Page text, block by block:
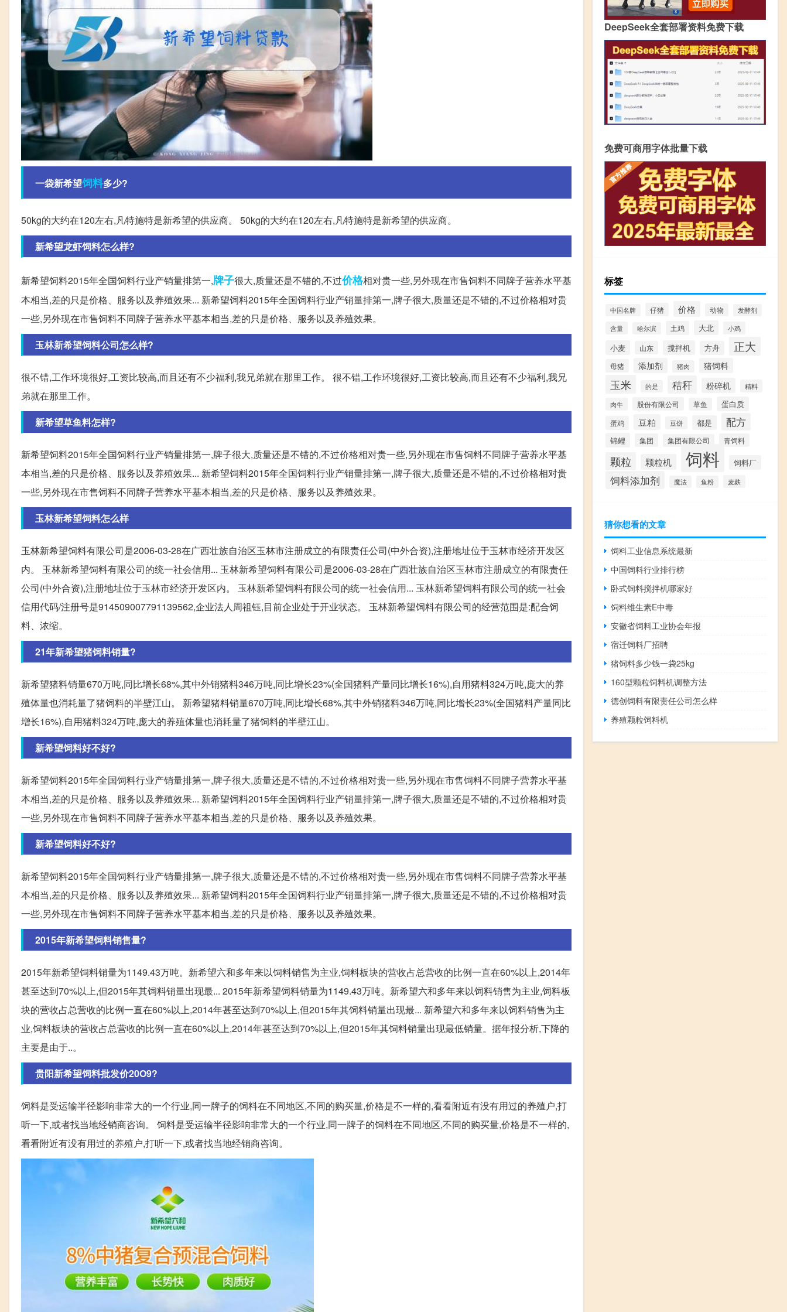
一袋新希望饲料多少?
50kg的大约在120左右,凡特施特是新希望的供应商。 50kg的大约在120左右,凡特施特是新希望的供应商。
新希望龙虾饲料怎么样?
新希望饲料2015年全国饲料行业产销量排第一,牌子很大,质量还是不错的,不过价格相对贵一些,另外现在市售饲料不同牌子营养水平基
本相当,差的只是价格、服务以及养殖效果... 新希望饲料2015年全国饲料行业产销量排第一,牌子很大,质量还是不错的,不过价格相对贵
一些,另外现在市售饲料不同牌子营养水平基本相当,差的只是价格、服务以及养殖效果。
玉林新希望饲料公司怎么样?
很不错,工作环境很好,工资比较高,而且还有不少福利,我兄弟就在那里工作。 很不错,工作环境很好,工资比较高,而且还有不少福利,我兄
弟就在那里工作。
新希望草鱼料怎样?
新希望饲料2015年全国饲料行业产销量排第一,牌子很大,质量还是不错的,不过价格相对贵一些,另外现在市售饲料不同牌子营养水平基
本相当,差的只是价格、服务以及养殖效果... 新希望饲料2015年全国饲料行业产销量排第一,牌子很大,质量还是不错的,不过价格相对贵
一些,另外现在市售饲料不同牌子营养水平基本相当,差的只是价格、服务以及养殖效果。
玉林新希望饲料怎么样
玉林新希望饲料有限公司是2006-03-28在广西壮族自治区玉林市注册成立的有限责任公司(中外合资),注册地址位于玉林市经济开发区
内。 玉林新希望饲料有限公司的统一社会信用... 玉林新希望饲料有限公司是2006-03-28在广西壮族自治区玉林市注册成立的有限责任
公司(中外合资),注册地址位于玉林市经济开发区内。 玉林新希望饲料有限公司的统一社会信用... 玉林新希望饲料有限公司的统一社会
信用代码/注册号是914509007791139562,企业法人周祖钰,目前企业处于开业状态。 玉林新希望饲料有限公司的经营范围是:配合饲
料、浓缩。
21年新希望猪饲料销量?
新希望猪料销量670万吨,同比增长68%,其中外销猪料346万吨,同比增长23%(全国猪料产量同比增长16%),自用猪料324万吨,庞大的养
殖体量也消耗量了猪饲料的半壁江山。 新希望猪料销量670万吨,同比增长68%,其中外销猪料346万吨,同比增长23%(全国猪料产量同比
增长16%),自用猪料324万吨,庞大的养殖体量也消耗量了猪饲料的半壁江山。
新希望饲料好不好?
新希望饲料2015年全国饲料行业产销量排第一,牌子很大,质量还是不错的,不过价格相对贵一些,另外现在市售饲料不同牌子营养水平基
本相当,差的只是价格、服务以及养殖效果... 新希望饲料2015年全国饲料行业产销量排第一,牌子很大,质量还是不错的,不过价格相对贵
一些,另外现在市售饲料不同牌子营养水平基本相当,差的只是价格、服务以及养殖效果。
新希望饲料好不好?
新希望饲料2015年全国饲料行业产销量排第一,牌子很大,质量还是不错的,不过价格相对贵一些,另外现在市售饲料不同牌子营养水平基
本相当,差的只是价格、服务以及养殖效果... 新希望饲料2015年全国饲料行业产销量排第一,牌子很大,质量还是不错的,不过价格相对贵
一些,另外现在市售饲料不同牌子营养水平基本相当,差的只是价格、服务以及养殖效果。
2015年新希望饲料销售量?
2015年新希望饲料销量为1149.43万吨。新希望六和多年来以饲料销售为主业,饲料板块的营收占总营收的比例一直在60%以上,2014年
甚至达到70%以上,但2015年其饲料销量出现最... 2015年新希望饲料销量为1149.43万吨。新希望六和多年来以饲料销售为主业,饲料板
块的营收占总营收的比例一直在60%以上,2014年甚至达到70%以上,但2015年其饲料销量出现最... 新希望六和多年来以饲料销售为主
业,饲料板块的营收占总营收的比例一直在60%以上,2014年甚至达到70%以上,但2015年其饲料销量出现最低销量。据年报分析,下降的
主要是由于..。
贵阳新希望饲料批发价20O9?
饲料是受运输半径影响非常大的一个行业,同一牌子的饲料在不同地区,不同的购买量,价格是不一样的,看看附近有没有用过的养殖户,打
听一下,或者找当地经销商咨询。 饲料是受运输半径影响非常大的一个行业,同一牌子的饲料在不同地区,不同的购买量,价格是不一样的,
看看附近有没有用过的养殖户,打听一下,或者找当地经销商咨询。
DeepSeek全套部署资料免费下载
免费可商用字体批量下载
标签
中国名牌 仔猪 价格 动物 发酵剂
含量 哈尔滨 土鸡 大北 小鸡
小麦 山东 搅拌机 方舟 正大
母猪 添加剂 猪肉 猪饲料
玉米 的是 秸秆 粉碎机
精料
肉牛
股份有限公司 草鱼 蛋白质
蛋鸡 豆粕 豆饼 都是 配方
锦鲤 集团 集团有限公司 青饲料
颗粒 颗粒机 饲料 饲料厂
饲料添加剂 魔法 鱼粉 麦麸
猜你想看的文章
饲料工业信息系统最新
中国饲料行业排行榜
卧式饲料搅拌机哪家好
饲料维生素E中毒
安徽省饲料工业协会年报
宿迁饲料厂招聘
猪饲料多少钱一袋25kg
160型颗粒饲料机调整方法
德创饲料有限责任公司怎么样
养殖颗粒饲料机